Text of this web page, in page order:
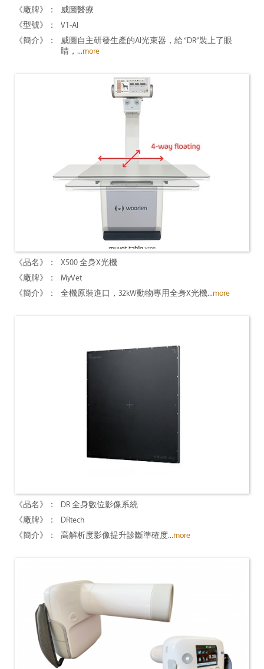
威圖醫療
V1-AI
威圖自主研發生產的AI光束器，給 “DR”裝上了眼
睛，...more
X500 全身X光機
MyVet
全機原裝進口，32kW動物專用全身X光機...more
DR 全身數位影像系統
DRtech
高解析度影像提升診斷準確度...more